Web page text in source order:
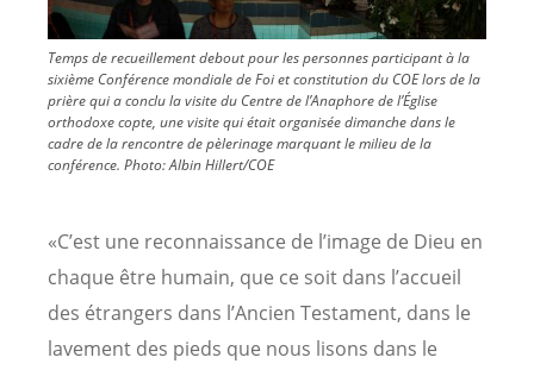
Temps de recueillement debout pour les personnes participant à la
sixième Conférence mondiale de Foi et constitution du COE lors de la
prière qui a conclu la visite du Centre de l’Anaphore de l’Église
orthodoxe copte, une visite qui était organisée dimanche dans le
cadre de la rencontre de pèlerinage marquant le milieu de la
conférence. Photo: Albin Hillert/COE
«C’est une reconnaissance de l’image de Dieu en
chaque être humain, que ce soit dans l’accueil
des étrangers dans l’Ancien Testament, dans le
lavement des pieds que nous lisons dans le